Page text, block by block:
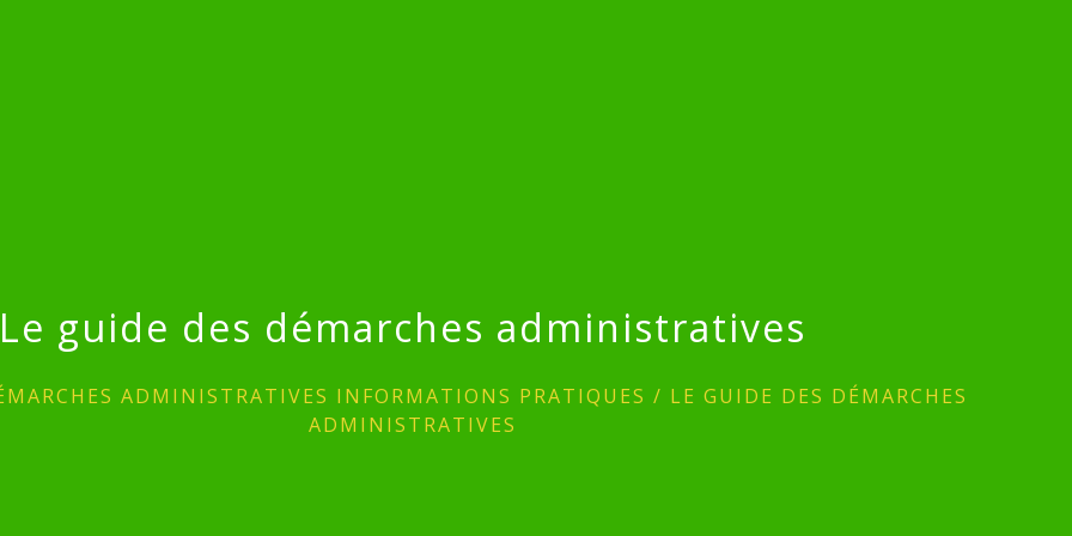
Le guide des démarches administratives
ADMINISTRATIVES INFORMATIONS PRATIQUES / LE GUIDE DES DÉMARCHES
ADMINISTRATIVES